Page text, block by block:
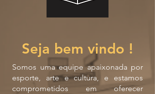
Seja bem vindo !
Somos uma equipe apaixonada por
esporte, arte e cultura, e estamos
comprometidos em oferecer